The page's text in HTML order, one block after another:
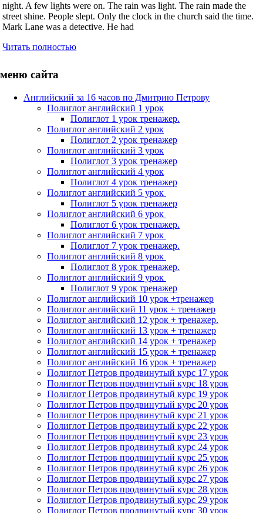
night. A few lights were on. The rain was light. The rain made the
street shine. People slept. Only the clock in the church said the time.
Mark Lane was a detective. He had
Читать полностью
меню сайта
Английский за 16 часов по Дмитрию Петрову
Полиглот английский 1 урок
Полиглот 1 урок тренажер.
Полиглот английский 2 урок
Полиглот 2 урок тренажер
Полиглот английский 3 урок
Полиглот 3 урок тренажер
Полиглот английский 4 урок
Полиглот 4 урок тренажер
Полиглот английский 5 урок
Полиглот 5 урок тренажер
Полиглот английский 6 урок
Полиглот 6 урок тренажер.
Полиглот английский 7 урок
Полиглот 7 урок тренажер.
Полиглот английский 8 урок
Полиглот 8 урок тренажер.
Полиглот английский 9 урок
Полиглот 9 урок тренажер
Полиглот английский 10 урок +тренажер
Полиглот английский 11 урок + тренажер
Полиглот английский 12 урок + тренажер.
Полиглот английский 13 урок + тренажер
Полиглот английский 14 урок + тренажер
Полиглот английский 15 урок + тренажер
Полиглот английский 16 урок + тренажер
Полиглот Петров продвинутый курс 17 урок
Полиглот Петров продвинутый курс 18 урок
Полиглот Петров продвинутый курс 19 урок
Полиглот Петров продвинутый курс 20 урок
Полиглот Петров продвинутый курс 21 урок
Полиглот Петров продвинутый курс 22 урок
Полиглот Петров продвинутый курс 23 урок
Полиглот Петров продвинутый курс 24 урок
Полиглот Петров продвинутый курс 25 урок
Полиглот Петров продвинутый курс 26 урок
Полиглот Петров продвинутый курс 27 урок
Полиглот Петров продвинутый курс 28 урок
Полиглот Петров продвинутый курс 29 урок
Полиглот Петров продвинутый курс 30 урок